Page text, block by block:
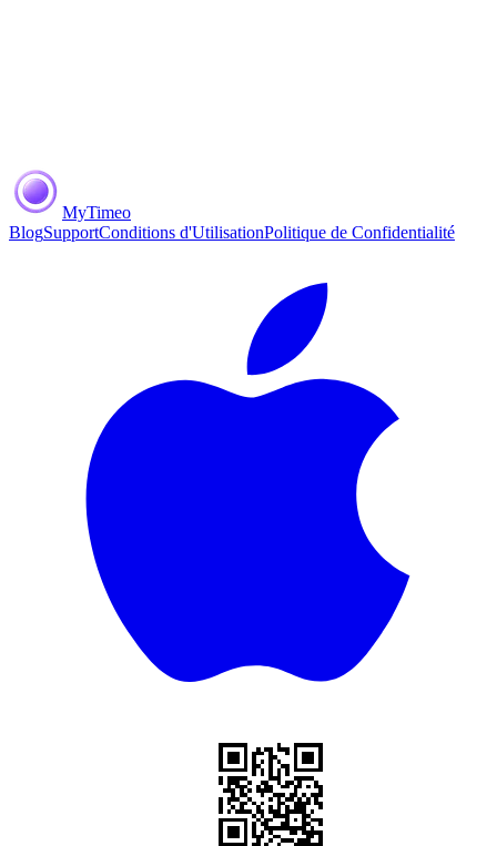
MyTimeo
BlogSupportConditions d'UtilisationPolitique de Confidentialité